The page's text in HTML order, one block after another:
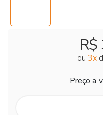
ou 3x
Preço a